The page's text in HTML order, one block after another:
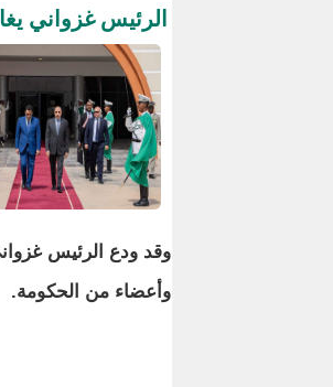
الرئيس غزواني يغادر
وقد ودع الرئيس
وأعضاء من الحكومة.